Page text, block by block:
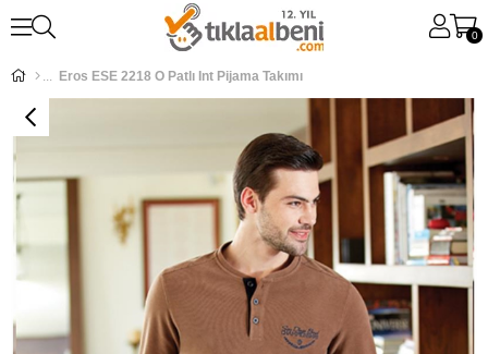
0
Eros ESE 2218 O Patlı Int Pijama Takımı